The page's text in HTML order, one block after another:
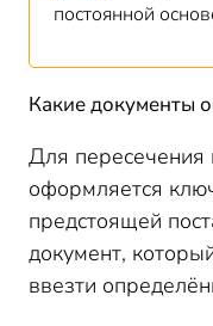
постоянной
Какие документы
Для пересечения
оформляется
предстоящей
документ,
ввезти